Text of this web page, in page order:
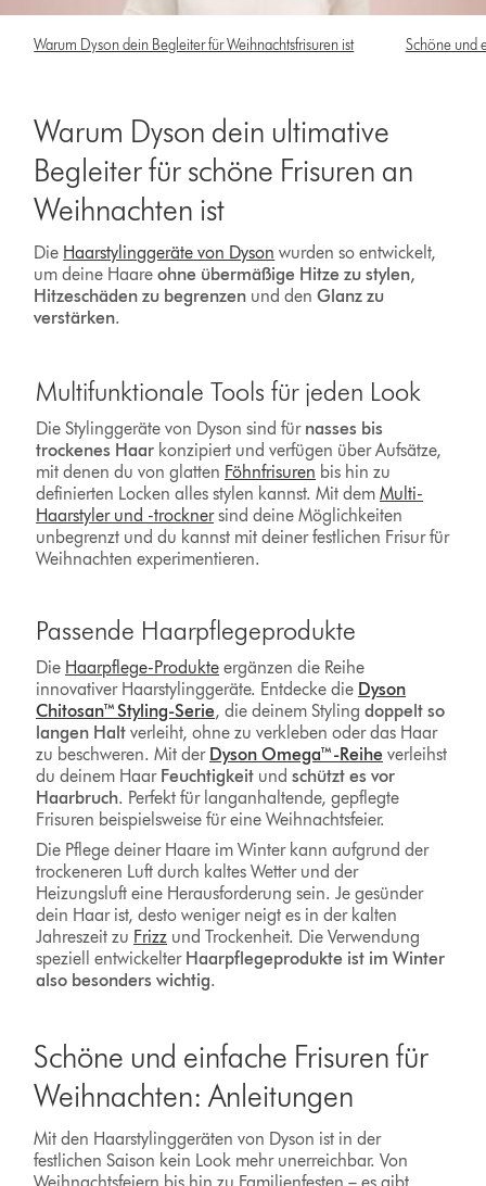
Warum Dyson dein Begleiter für Weihnachtsfrisuren ist Schöne und
Warum Dyson dein ultimative
Begleiter für schöne Frisuren an
Weihnachten ist
Die Haarstylinggeräte von Dyson wurden so entwickelt,
um deine Haare ohne übermäßige Hitze zu stylen,
Hitzeschäden zu begrenzen und denGlanz zu
verstärken.
Multifunktionale Tools für jeden Look
Die Stylinggeräte von Dyson sind für nasses bis
trockenes Haar konzipiert und verfügen über Aufsätze,
mit denen du von glatten Föhnfrisuren bis hin zu
definierten Locken alles stylen kannst. Mit demMulti-
Haarstyler und -trocknersind deine Möglichkeiten
unbegrenzt und du kannst mit deiner festlichen Frisur für
Weihnachten experimentieren.
Passende Haarpflegeprodukte
Die Haarpflege-Produkte ergänzen die Reihe
innovativer Haarstylinggeräte. Entdecke die Dyson
Chitosan™ Styling-Serie, die deinem Stylingdoppelt so
langen Haltverleiht, ohne zu verkleben oder das Haar
zu beschweren. Mit der Dyson Omega™-Reihe verleihst
du deinem Haar Feuchtigkeit undschützt es vor
Haarbruch. Perfekt für langanhaltende, gepflegte
Frisuren beispielsweise für eine Weihnachtsfeier.
Die Pflege deiner Haare im Winter kann aufgrund der
trockeneren Luft durch kaltes Wetter und der
Heizungsluft eine Herausforderung sein. Je gesünder
dein Haar ist, desto weniger neigt es in der kalten
Jahreszeit zu Frizz und Trockenheit. Die Verwendung
speziell entwickelter Haarpflegeprodukte ist im Winter
also besonders wichtig.
Schöne und einfache Frisuren für
Weihnachten: Anleitungen
Mit den Haarstylinggeräten von Dyson ist in der
festlichen Saison kein Look mehr unerreichbar. Von